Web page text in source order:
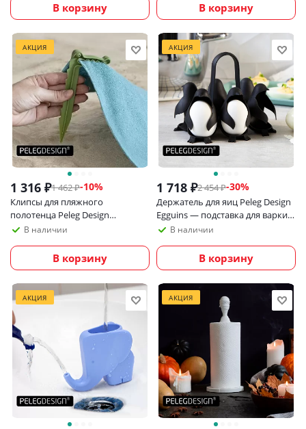
В корзину В корзину
АКЦИЯ
1 316 ₽1 462₽-10%
Клипсы для пляжного
полотенца Peleg Design
Crococlips, 4 шт в наборе
В наличии
В корзину
АКЦИЯ
1 718 ₽2 454₽-30%
Держатель для яиц Peleg Design
Egguins — подставка для варки,
хранения и подачи яиц
В наличии
В корзину
АКЦИЯ АКЦИЯ